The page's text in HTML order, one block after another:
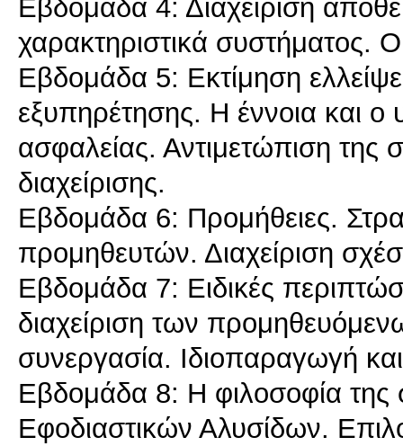
Εβδομάδα 4: Διαχείριση
χαρακτηριστικά συστήματος.
Εβδομάδα 5: Εκτίμηση
εξυπηρέτησης. Η έννοια και
ασφαλείας. Αντιμετώπιση της
διαχείρισης.
Εβδομάδα 6: Προμήθειες.
προμηθευτών. Διαχείριση
Εβδομάδα 7: Ειδικές
διαχείριση των
συνεργασία. Ιδιοπαραγωγή
Εβδομάδα 8: Η φιλοσοφία
Εφοδιαστικών Αλυσίδων.